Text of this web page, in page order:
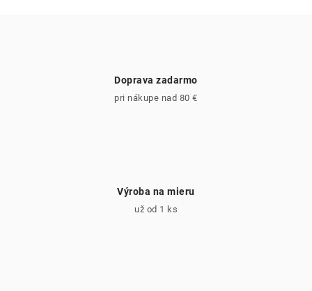
Doprava zadarmo
pri nákupe nad 80 €
Výroba na mieru
už od 1 ks